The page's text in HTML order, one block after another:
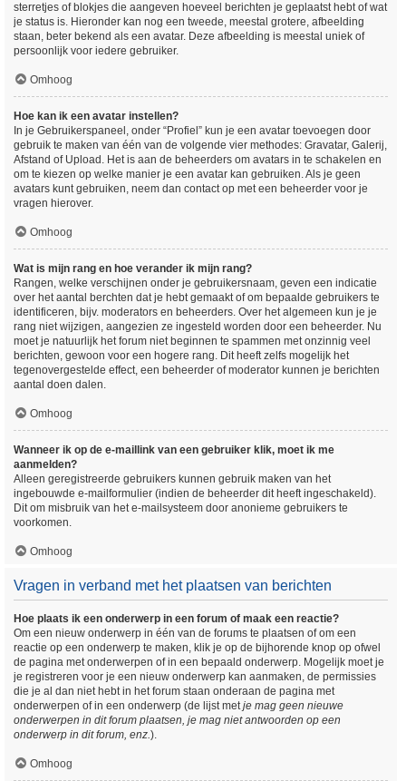
sterretjes of blokjes die aangeven hoeveel berichten je geplaatst hebt of wat
je status is. Hieronder kan nog een tweede, meestal grotere, afbeelding
staan, beter bekend als een avatar. Deze afbeelding is meestal uniek of
persoonlijk voor iedere gebruiker.
Omhoog
Hoe kan ik een avatar instellen?
In je Gebruikerspaneel, onder “Profiel” kun je een avatar toevoegen door
gebruik te maken van één van de volgende vier methodes: Gravatar, Galerij,
Afstand of Upload. Het is aan de beheerders om avatars in te schakelen en
om te kiezen op welke manier je een avatar kan gebruiken. Als je geen
avatars kunt gebruiken, neem dan contact op met een beheerder voor je
vragen hierover.
Omhoog
Wat is mijn rang en hoe verander ik mijn rang?
Rangen, welke verschijnen onder je gebruikersnaam, geven een indicatie
over het aantal berchten dat je hebt gemaakt of om bepaalde gebruikers te
identificeren, bijv. moderators en beheerders. Over het algemeen kun je je
rang niet wijzigen, aangezien ze ingesteld worden door een beheerder. Nu
moet je natuurlijk het forum niet beginnen te spammen met onzinnig veel
berichten, gewoon voor een hogere rang. Dit heeft zelfs mogelijk het
tegenovergestelde effect, een beheerder of moderator kunnen je berichten
aantal doen dalen.
Omhoog
Wanneer ik op de e-maillink van een gebruiker klik, moet ik me
aanmelden?
Alleen geregistreerde gebruikers kunnen gebruik maken van het
ingebouwde e-mailformulier (indien de beheerder dit heeft ingeschakeld).
Dit om misbruik van het e-mailsysteem door anonieme gebruikers te
voorkomen.
Omhoog
Vragen in verband met het plaatsen van berichten
Hoe plaats ik een onderwerp in een forum of maak een reactie?
Om een nieuw onderwerp in één van de forums te plaatsen of om een
reactie op een onderwerp te maken, klik je op de bijhorende knop op ofwel
de pagina met onderwerpen of in een bepaald onderwerp. Mogelijk moet je
je registreren voor je een nieuw onderwerp kan aanmaken, de permissies
die je al dan niet hebt in het forum staan onderaan de pagina met
onderwerpen of in een onderwerp (de lijst metje mag geen nieuwe
onderwerpen in dit forum plaatsen, je mag niet antwoorden op een
onderwerp in dit forum, enz.).
Omhoog